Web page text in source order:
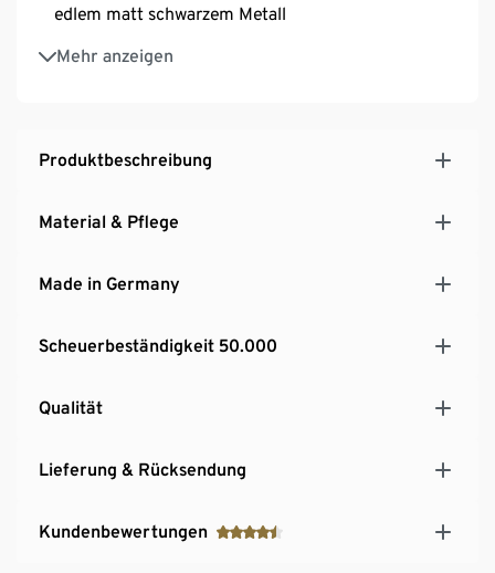
edlem matt schwarzem Metall
Mehr anzeigen
Platzsparendes Öffnen und Schließen der
Schiebetüren – für offenen oder sichtgeschützten
mit sichtbarer Holzstruktur
Ideal für Flur oder Küche
Produktbeschreibung
Material & Pflege
Made in Germany
Scheuerbeständigkeit 50.000
Qualität
Lieferung & Rücksendung
Kundenbewertungen